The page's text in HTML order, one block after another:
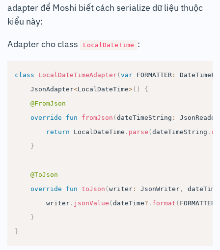
adapter để Moshi biết cách serialize dữ liệu thuộc
kiểu này:
Adapter cho class
LocalDateTime :
class LocalDateTimeAdapter( var FORMATTER:
    JsonAdapter
<LocalDateTime>( )
{
@FromJson
override
fun fromJson ( dateTimeString : JsonReader
return LocalDateTime . parse ( dateTimeString .
}
@ToJson
override
fun toJson ( writer: JsonWriter, dateTime
        writer
. jsonValue ( dateTime? . format ( FORMATTER
}
}